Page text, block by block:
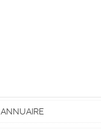
ANNUAIRE